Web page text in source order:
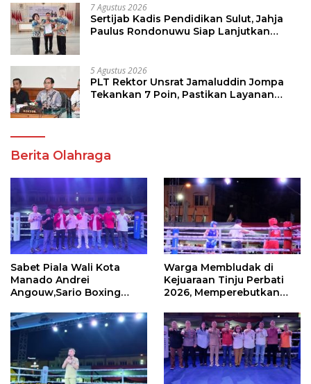
7 Agustus 2026
Sertijab Kadis Pendidikan Sulut, Jahja
Paulus Rondonuwu Siap Lanjutkan
5 Agustus 2026
PLT Rektor Unsrat Jamaluddin Jompa
Tekankan 7 Poin, Pastikan Layanan
Berita Olahraga
Sabet Piala Wali Kota
Manado Andrei
Angouw,Sario Boxing
Perbati 2026
Warga Membludak di
Kejuaraan Tinju Perbati
2026, Memperebutkan